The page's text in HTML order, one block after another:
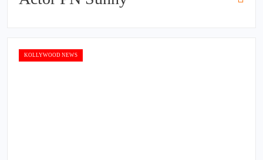
KOLLYWOOD NEWS